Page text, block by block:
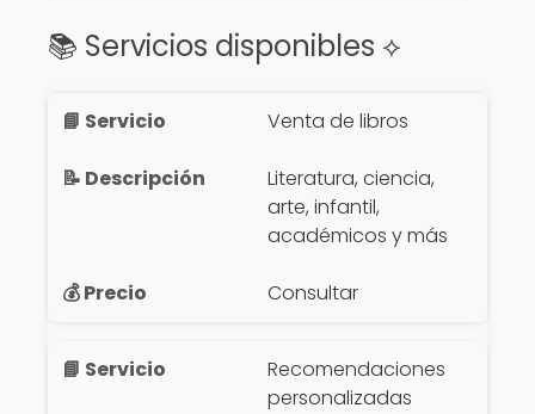
📚 Servicios disponibles ⟡
Venta de libros
Literatura, ciencia,
arte, infantil,
académicos y más
Consultar
Recomendaciones
personalizadas